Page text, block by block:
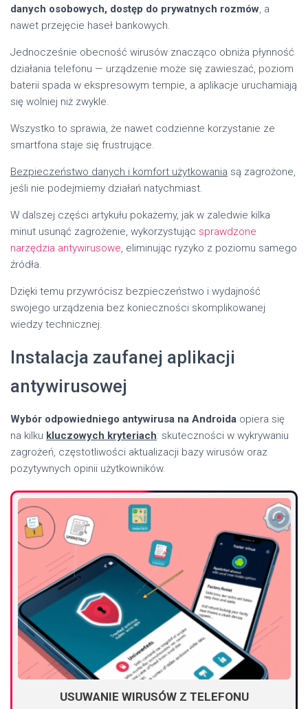
danych osobowych, dostęp do prywatnych rozmów, a
nawet przejęcie haseł bankowych.
Jednocześnie obecność wirusów znacząco obniża płynność
działania telefonu — urządzenie może się zawieszać, poziom
baterii spada w ekspresowym tempie, a aplikacje uruchamiają
się wolniej niż zwykle.
Wszystko to sprawia, że nawet codzienne korzystanie ze
smartfona staje się frustrujące.
Bezpieczeństwo danych i komfort użytkowania są zagrożone,
jeśli nie podejmiemy działań natychmiast.
W dalszej części artykułu pokażemy, jak w zaledwie kilka
minut usunąć zagrożenie, wykorzystując sprawdzone
narzędzia antywirusowe, eliminując ryzyko z poziomu samego
źródła.
Dzięki temu przywrócisz bezpieczeństwo i wydajność
swojego urządzenia bez konieczności skomplikowanej
wiedzy technicznej.
Instalacja zaufanej aplikacji
antywirusowej
Wybór odpowiedniego antywirusa na Androida opiera się
na kilku kluczowych kryteriach: skuteczności w wykrywaniu
zagrożeń, częstotliwości aktualizacji bazy wirusów oraz
pozytywnych opinii użytkowników.
USUWANIE WIRUSÓW Z TELEFONU